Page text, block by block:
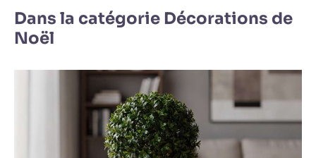
Dans la catégorie Décorations de
Noël